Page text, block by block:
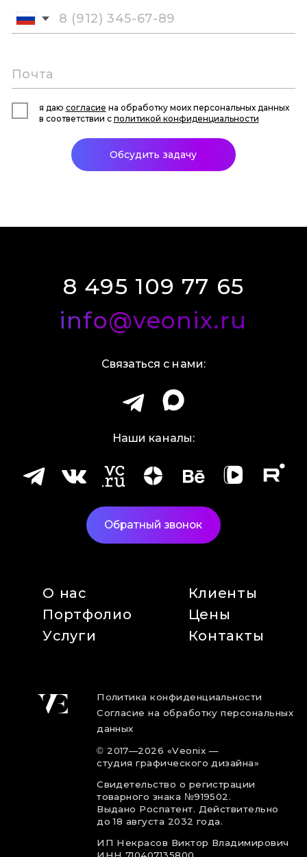
я даю согласие на обработку моих персональных данных
в соответствии с политикой конфиденциальности
Обсудить задачу
Политика конфиденциальности
Согласие на обработку персональных
данных
© 2017—2026 «Veonix —
студия графического дизайна»
Свидетельство о регистрации
товарного знака №919502.
Выдано Роспатент. Действительно
до 18 августа 2032 года.
ИП Некрасов Виктор Владимирович
О нас
Портфолио
Услуги
Клиенты
Цены
Контакты
Обратный звонок
8 495 109 77 65
info@veonix.ru
Связаться с нами:
Наши каналы: